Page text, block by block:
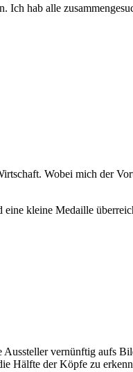
hab alle
Wobei mich der
eine kleine Medaille
vernünftig aufs
Hälfte der Köpfe zu